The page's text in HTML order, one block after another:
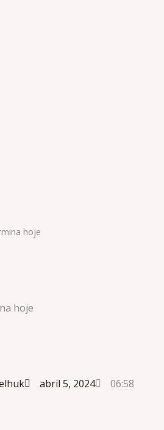
hoje
hoje
abril 5, 2024 06:58